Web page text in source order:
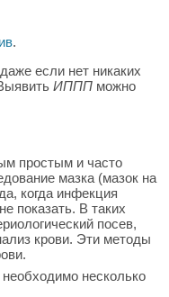
.
если нет никаких
ИППП можно
простым и часто
мазка (мазок на
когда инфекция
показать. В таких
посев,
крови. Эти методы
необходимо несколько